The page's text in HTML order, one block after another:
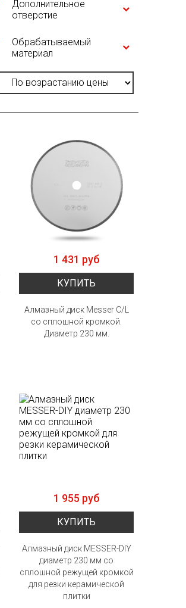
Дополнительное
отверстие
Обрабатываемый
материал
1 431 руб
КУПИТЬ
Алмазный диск Messer C/L
со сплошной кромкой.
Диаметр 230 мм.
1 955 руб
КУПИТЬ
Алмазный диск MESSER-DIY
диаметр 230 мм со
сплошной режущей кромкой
для резки керамической
плитки